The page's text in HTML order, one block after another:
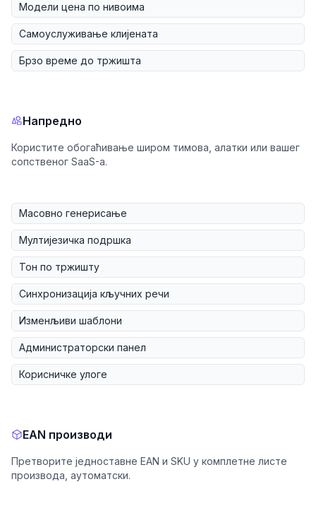
Модели цена по нивоима
Самоуслуживање клијената
Брзо време до тржишта
Напредно
Користите обогаћивање широм тимова, алатки или вашег
сопственог SaaS-а.
Масовно генерисање
Мултијезичка подршка
Тон по тржишту
Синхронизација кључних речи
Изменљиви шаблони
Администраторски панел
Корисничке улоге
EAN производи
Претворите једноставне EAN и SKU у комплетне листе
производа, аутоматски.